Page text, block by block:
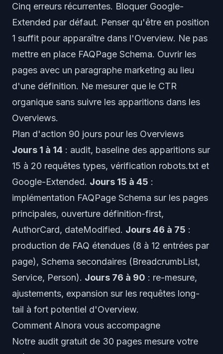
Cinq erreurs récurrentes. Bloquer Google-
Extended par défaut. Penser qu'être en position
1 suffit pour apparaître dans l'Overview. Ne pas
mettre en place FAQPage Schema. Ouvrir les
pages avec un paragraphe marketing au lieu
d'une définition. Ne mesurer que le CTR
organique sans suivre les apparitions dans les
Overviews.
Plan d'action 90 jours pour les Overviews
Jours 1 à 14 : audit, baseline des apparitions sur
15 à 20 requêtes types, vérification robots.txt et
Google-Extended. Jours 15 à 45 :
implémentation FAQPage Schema sur les pages
principales, ouverture définition-first,
AuthorCard, dateModified. Jours 46 à 75 :
production de FAQ étendues (8 à 12 entrées par
page), Schema secondaires (BreadcrumbList,
Service, Person). Jours 76 à 90 : re-mesure,
ajustements, expansion sur les requêtes long-
tail à fort potentiel d'Overview.
Comment AInora vous accompagne
Notre audit gratuit de 30 pages mesure votre